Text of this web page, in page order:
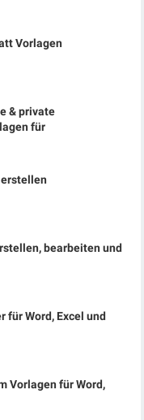
Vorlagen
& private
für
bearbeiten und
für Word, Excel und
Vorlagen für Word,